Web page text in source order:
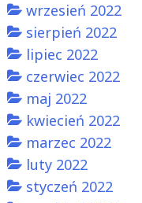
wrzesień 2022
sierpień 2022
lipiec 2022
czerwiec 2022
maj 2022
kwiecień 2022
marzec 2022
luty 2022
styczeń 2022